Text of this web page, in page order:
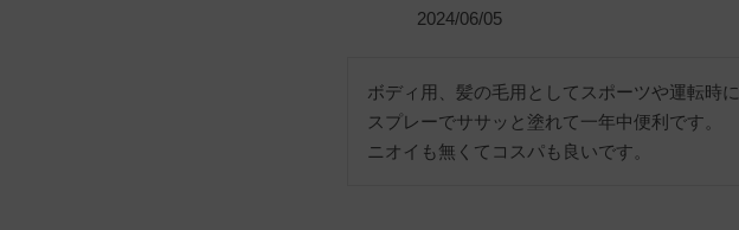
2024/06/05
ボディ用、髪の毛用としてスポーツや運転時に
スプレーでササッと塗れて一年中便利です。